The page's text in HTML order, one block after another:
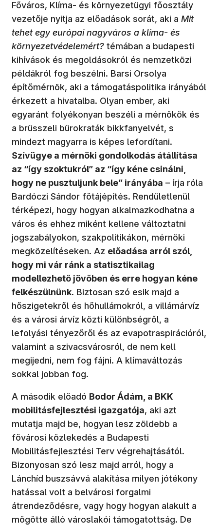
Főváros, Klíma- és környezetügyi főosztály
vezetője nyitja az előadások sorát, aki a Mit
tehet egy európai nagyváros a klíma- és
környezetvédelemért? témában a budapesti
kihívások és megoldásokról és nemzetközi
példákról fog beszélni. Barsi Orsolya
építőmérnök, aki a támogatáspolitika irányából
érkezett a hivatalba. Olyan ember, aki
egyaránt folyékonyan beszéli a mérnökök és
a brüsszeli bürokraták bikkfanyelvét, s
mindezt magyarra is képes lefordítani.
Szívügye a mérnöki gondolkodás átállítása
az “így szoktukról” az “így kéne csinálni,
hogy ne pusztuljunk bele” irányába – írja róla
Bardóczi Sándor főtájépítés. Rendületlenül
térképezi, hogy hogyan alkalmazkodhatna a
város és ehhez miként kellene változtatni
jogszabályokon, szakpolitikákon, mérnöki
megközelítéseken. Az előadása arról szól,
hogy mi vár ránk a statisztikailag
modellezhető jövőben és erre hogyan kéne
felkészülnünk. Biztosan szó esik majd a
hőszigetekről és hőhullámokról, a villámárvíz
és a városi árvíz közti különbségről, a
lefolyási tényezőről és az evapotraspirációról,
valamint a szivacsvárosról, de nem kell
megijedni, nem fog fájni. A klímaváltozás
sokkal jobban fog.
A második előadó Bodor Ádám, a BKK
mobilitásfejlesztési igazgatója, aki azt
mutatja majd be, hogyan lesz zöldebb a
fővárosi közlekedés a Budapesti
Mobilitásfejlesztési Terv végrehajtásától.
Bizonyosan szó lesz majd arról, hogy a
Lánchíd buszsávvá alakítása milyen jótékony
hatással volt a belvárosi forgalmi
átrendeződésre, vagy hogy hogyan alakult a
mögötte álló városlakói támogatottság. De